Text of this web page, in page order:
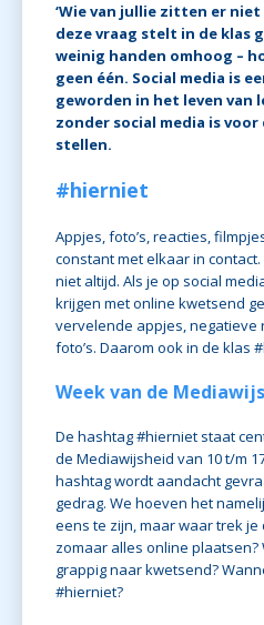
‘Wie van jullie zitten er niet
deze vraag stelt in de klas
weinig handen omhoog –
geen één. Social media is
geworden in het leven van
zonder social media is
stellen.
#hierniet
Appjes, foto’s, reacties,
constant met elkaar in
niet altijd. Als je op social
krijgen met online kwetsend
vervelende appjes, negatieve
foto’s. Daarom ook in de klas
Week van de
De hashtag #hierniet staat
de Mediawijsheid van 10 t/m
hashtag wordt aandacht
gedrag. We hoeven het
eens te zijn, maar waar trek je
zomaar alles online
grappig naar kwetsend?
#hierniet?